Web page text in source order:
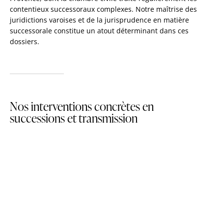
contentieux successoraux complexes. Notre maîtrise des
juridictions varoises et de la jurisprudence en matière
successorale constitue un atout déterminant dans ces
dossiers.
Nos interventions concrètes en
successions et transmission